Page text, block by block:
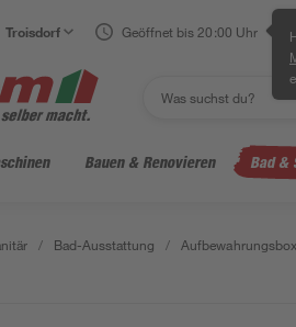
Troisdorf Geöffnet bis 20:00 Uhr
Bauen & Renovieren Bad &
/ Bad-Ausstattung /